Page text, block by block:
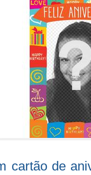
cartão de